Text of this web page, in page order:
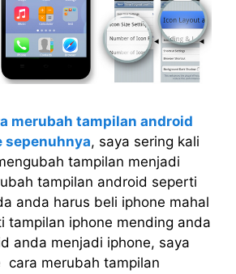
merubah tampilan android
sepenuhnya, saya sering kali
tampilan menjadi
tampilan android seperti
anda harus beli iphone mahal
tampilan iphone mending anda
anda menjadi iphone, saya
cara merubah tampilan